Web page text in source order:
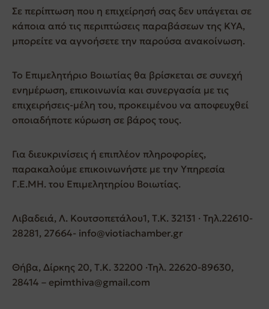
Σε περίπτωση που η επιχείρησή σας δεν υπάγεται σε
κάποια από τις περιπτώσεις παραβάσεων της ΚΥΑ,
μπορείτε να αγνοήσετε την παρούσα ανακοίνωση.
Το Επιμελητήριο Βοιωτίας θα βρίσκεται σε συνεχή
ενημέρωση, επικοινωνία και συνεργασία με τις
επιχειρήσεις-μέλη του, προκειμένου να αποφευχθεί
οποιαδήποτε κύρωση σε βάρος τους.
Για διευκρινίσεις ή επιπλέον πληροφορίες,
παρακαλούμε επικοινωνήστε με την Υπηρεσία
Γ.Ε.ΜΗ. του Επιμελητηρίου Βοιωτίας.
Λιβαδειά, Λ. Κουτσοπετάλου1, Τ.Κ. 32131 · Τηλ.22610-
28281, 27664- info@viotiachamber.gr
Θήβα, Δίρκης 20, Τ.Κ. 32200 ·Τηλ. 22620-89630,
28414 – epimthiva@gmail.com